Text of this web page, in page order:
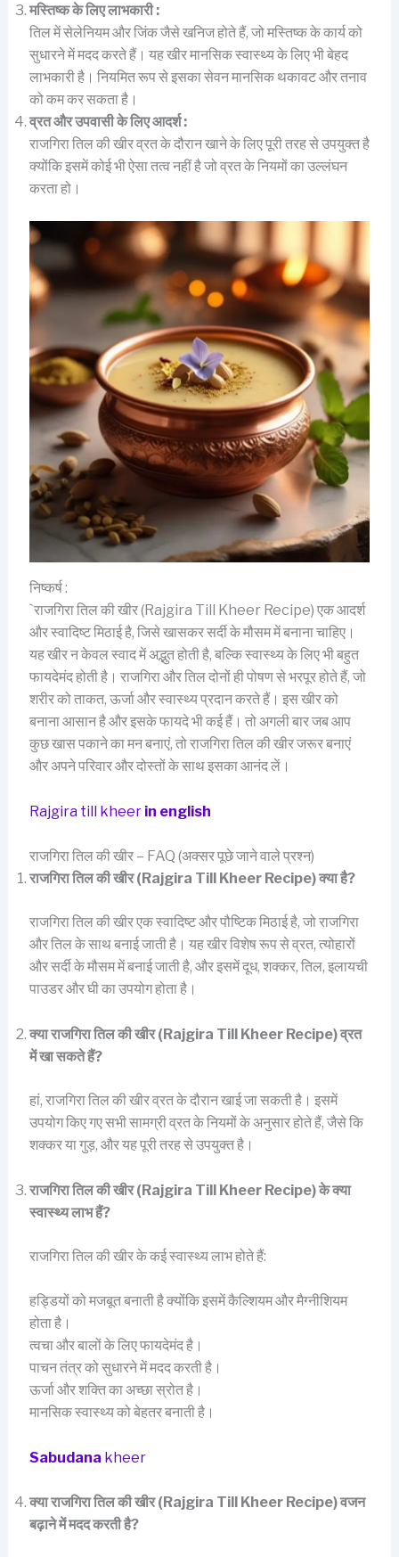
मस्तिष्क के लिए लाभकारी :
तिल में सेलेनियम और जिंक जैसे खनिज होते हैं, जो मस्तिष्क के कार्य को
सुधारने में मदद करते हैं। यह खीर मानसिक स्वास्थ्य के लिए भी बेहद
लाभकारी है। नियमित रूप से इसका सेवन मानसिक थकावट और तनाव
को कम कर सकता है।
व्रत और उपवासी के लिए आदर्श :
राजगिरा तिल की खीर व्रत के दौरान खाने के लिए पूरी तरह से उपयुक्त है
क्योंकि इसमें कोई भी ऐसा तत्व नहीं है जो व्रत के नियमों का उल्लंघन
करता हो।
निष्कर्ष :
`राजगिरा तिल की खीर (Rajgira Till Kheer Recipe) एक आदर्श
और स्वादिष्ट मिठाई है, जिसे खासकर सर्दी के मौसम में बनाना चाहिए।
यह खीर न केवल स्वाद में अद्भुत होती है, बल्कि स्वास्थ्य के लिए भी बहुत
फायदेमंद होती है। राजगिरा और तिल दोनों ही पोषण से भरपूर होते हैं, जो
शरीर को ताकत, ऊर्जा और स्वास्थ्य प्रदान करते हैं। इस खीर को
बनाना आसान है और इसके फायदे भी कई हैं। तो अगली बार जब आप
कुछ खास पकाने का मन बनाएं, तो राजगिरा तिल की खीर जरूर बनाएं
और अपने परिवार और दोस्तों के साथ इसका आनंद लें।
Rajgira till kheer in english
राजगिरा तिल की खीर – FAQ (अक्सर पूछे जाने वाले प्रश्न)
राजगिरा तिल की खीर (Rajgira Till Kheer Recipe) क्या है?
राजगिरा तिल की खीर एक स्वादिष्ट और पौष्टिक मिठाई है, जो राजगिरा
और तिल के साथ बनाई जाती है। यह खीर विशेष रूप से व्रत, त्योहारों
और सर्दी के मौसम में बनाई जाती है, और इसमें दूध, शक्कर, तिल, इलायची
पाउडर और घी का उपयोग होता है।
क्या राजगिरा तिल की खीर (Rajgira Till Kheer Recipe) व्रत
में खा सकते हैं?
हां, राजगिरा तिल की खीर व्रत के दौरान खाई जा सकती है। इसमें
उपयोग किए गए सभी सामग्री व्रत के नियमों के अनुसार होते हैं, जैसे कि
शक्कर या गुड़, और यह पूरी तरह से उपयुक्त है।
राजगिरा तिल की खीर (Rajgira Till Kheer Recipe) के क्या
स्वास्थ्य लाभ हैं?
राजगिरा तिल की खीर के कई स्वास्थ्य लाभ होते हैं:
हड्डियों को मजबूत बनाती है क्योंकि इसमें कैल्शियम और मैग्नीशियम
होता है।
त्वचा और बालों के लिए फायदेमंद है।
पाचन तंत्र को सुधारने में मदद करती है।
ऊर्जा और शक्ति का अच्छा स्रोत है।
मानसिक स्वास्थ्य को बेहतर बनाती है।
Sabudana kheer
क्या राजगिरा तिल की खीर (Rajgira Till Kheer Recipe) वजन
बढ़ाने में मदद करती है?